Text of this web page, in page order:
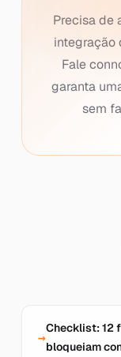
Precisa de
integração
Fale
garanta
sem
Checklist: 12
bloqueiam